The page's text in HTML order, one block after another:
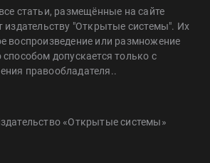
статьи, размещённые на сайте
издательству "Открытые системы". Их
воспроизведение или размножение
допускается только с
правообладателя..
«Открытые системы»